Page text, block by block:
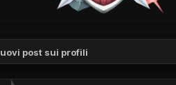
post sui profili